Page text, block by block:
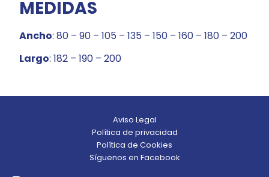
MEDIDAS
Ancho: 80 – 90 – 105 – 135 – 150 – 160 – 180 – 200
Largo: 182 – 190 – 200
Aviso Legal
Política de privacidad
Política de Cookies
Síguenos en Facebook